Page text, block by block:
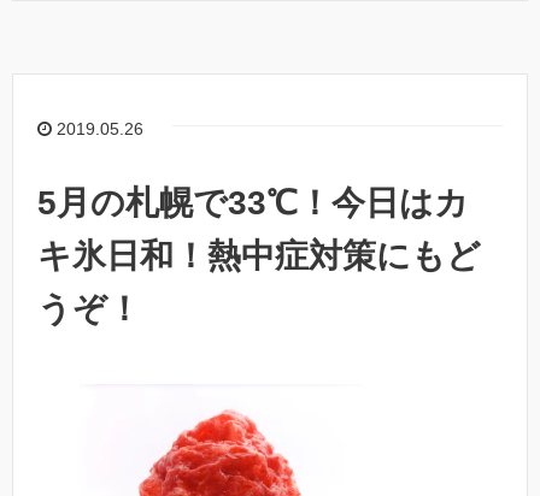
2019.05.26
5月の札幌で33℃！今日はカ
キ氷日和！熱中症対策にもど
うぞ！